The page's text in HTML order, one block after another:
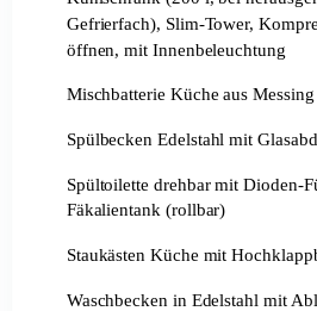
Gefrierfach), Slim-Tower,
öffnen, mit Innenbeleuchtung
Mischbatterie Küche aus Messing
Spülbecken Edelstahl mit
Spültoilette drehbar mit Dioden-
Fäkalientank (rollbar)
Staukästen Küche mit
Waschbecken in Edelstahl mit